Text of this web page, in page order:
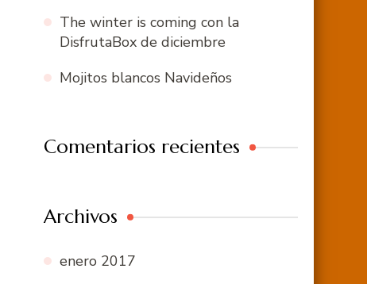
The winter is coming con la
DisfrutaBox de diciembre
Mojitos blancos Navideños
Comentarios recientes
Archivos
enero 2017